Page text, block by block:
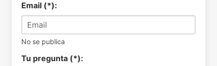
Email (*):
No se publica
Tu pregunta (*):